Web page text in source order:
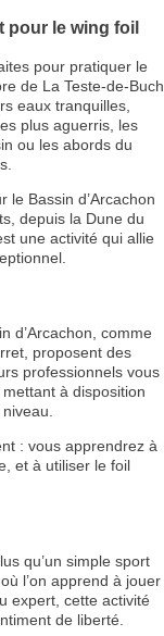
pour le wing foil
pour pratiquer le
de La Teste-de-Buch
eaux tranquilles,
plus aguerris, les
ou les abords du
le Bassin d’Arcachon
depuis la Dune du
une activité qui allie
d’Arcachon, comme
proposent des
professionnels vous
à disposition
: vous apprendrez à
et à utiliser le foil
qu’un simple sport
l’on apprend à jouer
expert, cette activité
de liberté.